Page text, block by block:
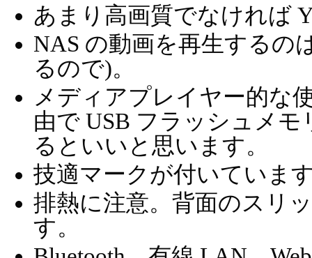
あまり高画質でなければ
NAS の動画を再生するの
るので)。
メディアプレイヤー的な
由で USB フラッシュメ
るといいと思います。
技適マークが付いていま
排熱に注意。背面のスリ
す。